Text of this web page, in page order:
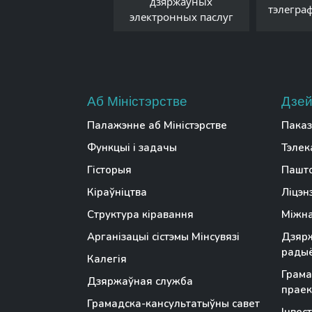
электронных паслуг
Аб Міністэрстве
Палажэнне аб Міністэрстве
Функцыі і задачы
Гісторыя
Кіраўніцтва
Структура кіравання
Арганізацыі сістэмы Мінсувязі
Калегія
Дзяржаўная служба
Грамадска-кансультатыўны савет